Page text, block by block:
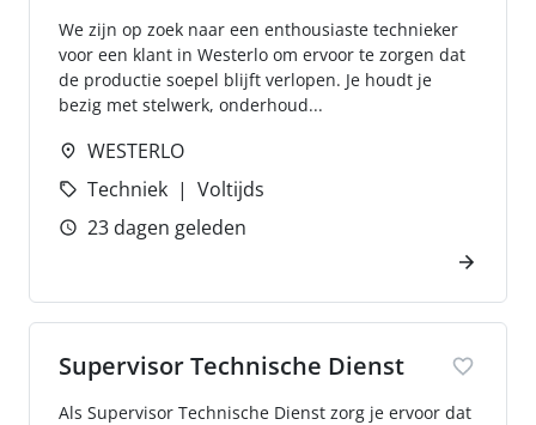
We zijn op zoek naar een enthousiaste technieker
voor een klant in Westerlo om ervoor te zorgen dat
de productie soepel blijft verlopen. Je houdt je
bezig met stelwerk, onderhoud...
WESTERLO
Techniek
Voltijds
23 dagen geleden
Supervisor Technische Dienst
Als Supervisor Technische Dienst zorg je ervoor dat